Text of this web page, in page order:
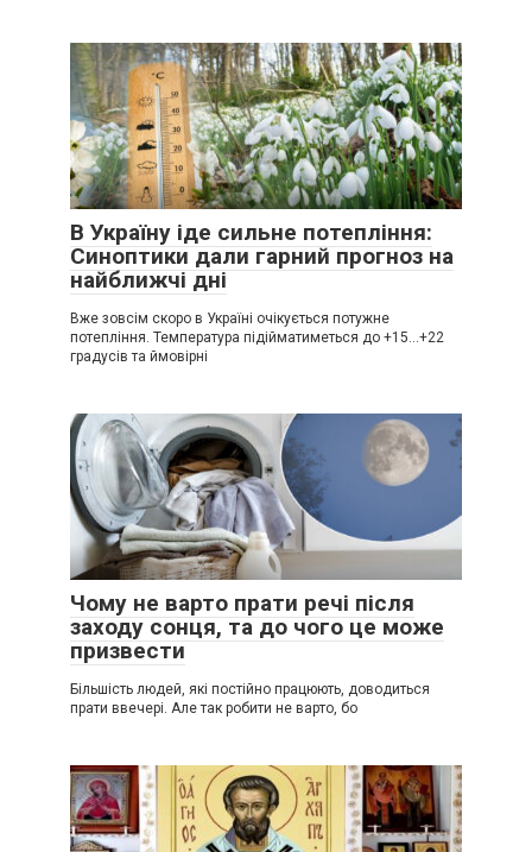
В Україну іде сильне потепління:
Синоптики дали гарний прогноз на
найближчі дні
Вже зовсім скоро в Україні очікується потужне
потепління. Температура підійматиметься до +15…+22
градусів та ймовірні
Чому не варто прати речі після
заходу сонця, та до чого це може
призвести
Більшість людей, які постійно працюють, доводиться
прати ввечері. Але так робити не варто, бо